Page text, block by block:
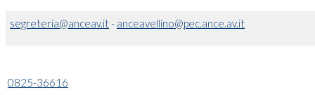
segreteria@anceav.it- anceavellino@pec.ance.av.it
0825-36616